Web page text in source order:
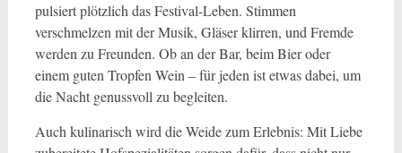
pulsiert plötzlich das Festival-Leben. Stimmen
verschmelzen mit der Musik, Gläser klirren, und Fremde
werden zu Freunden. Ob an der Bar, beim Bier oder
einem guten Tropfen Wein – für jeden ist etwas dabei, um
die Nacht genussvoll zu begleiten.
Auch kulinarisch wird die Weide zum Erlebnis: Mit Liebe